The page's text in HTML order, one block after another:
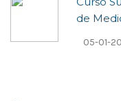
de
05-01-